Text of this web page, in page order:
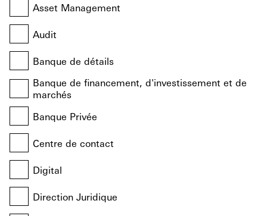
Asset Management
Audit
Banque de détails
Banque de financement, d'investissement et de
marchés
Banque Privée
Centre de contact
Digital
Direction Juridique